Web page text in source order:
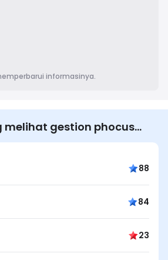
informasinya.
melihat gestion phocus
88
84
23